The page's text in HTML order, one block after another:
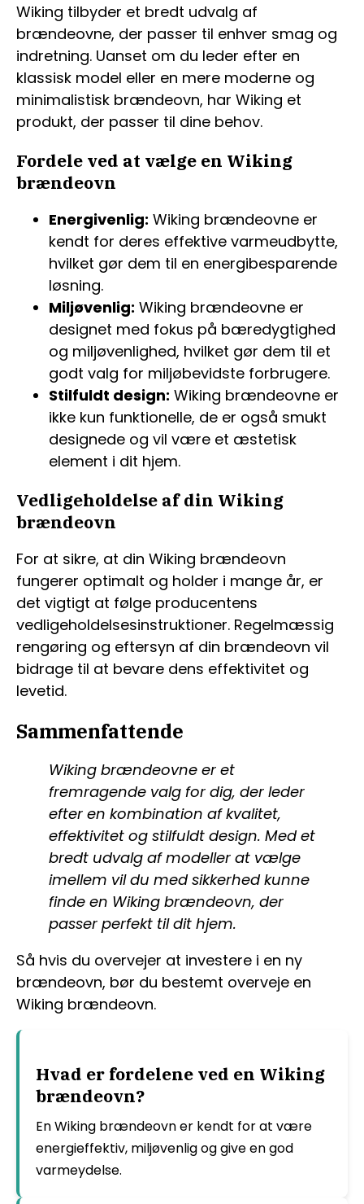
Wiking tilbyder et bredt udvalg af
brændeovne, der passer til enhver smag og
indretning. Uanset om du leder efter en
klassisk model eller en mere moderne og
minimalistisk brændeovn, har Wiking et
produkt, der passer til dine behov.
Fordele ved at vælge en Wiking
brændeovn
Energivenlig: Wiking brændeovne er
kendt for deres effektive varmeudbytte,
hvilket gør dem til en energibesparende
løsning.
Miljøvenlig: Wiking brændeovne er
designet med fokus på bæredygtighed
og miljøvenlighed, hvilket gør dem til et
godt valg for miljøbevidste forbrugere.
Stilfuldt design: Wiking brændeovne er
ikke kun funktionelle, de er også smukt
designede og vil være et æstetisk
element i dit hjem.
Vedligeholdelse af din Wiking
brændeovn
For at sikre, at din Wiking brændeovn
fungerer optimalt og holder i mange år, er
det vigtigt at følge producentens
vedligeholdelsesinstruktioner. Regelmæssig
rengøring og eftersyn af din brændeovn vil
bidrage til at bevare dens effektivitet og
levetid.
Sammenfattende
Wiking brændeovne er et
fremragende valg for dig, der leder
efter en kombination af kvalitet,
effektivitet og stilfuldt design. Med et
bredt udvalg af modeller at vælge
imellem vil du med sikkerhed kunne
finde en Wiking brændeovn, der
passer perfekt til dit hjem.
Så hvis du overvejer at investere i en ny
brændeovn, bør du bestemt overveje en
Wiking brændeovn.
Hvad er fordelene ved en Wiking
brændeovn?
En Wiking brændeovn er kendt for at være
energieffektiv, miljøvenlig og give en god
varmeydelse.